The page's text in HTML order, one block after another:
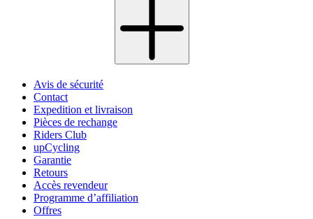
Avis de sécurité
Contact
Expedition et livraison
Pièces de rechange
Riders Club
upCycling
Garantie
Retours
Accès revendeur
Programme d’affiliation
Offres